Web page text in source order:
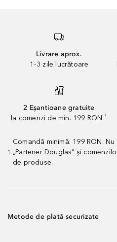
Livrare aprox.
1–3 zile lucrătoare
2 Eșantioane gratuite
la comenzi de min. 199 RON ¹
1
Comandă minimă: 199 RON.
„Partener Douglas” și
de produse.
Metode de plată securizate